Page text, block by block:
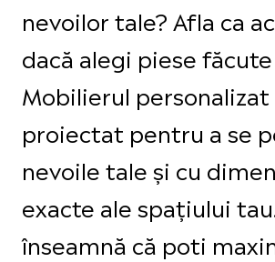
nevoilor tale? Afla ca
dacă alegi piese
Mobilierul
proiectat pentru a se
nevoile tale și cu
exacte ale spațiului
înseamnă că poti